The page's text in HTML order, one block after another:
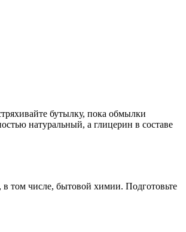
бутылку, пока обмылки
натуральный, а глицерин в составе
в том числе, бытовой химии. Подготовьте